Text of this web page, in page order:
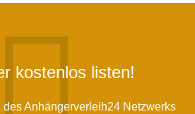
kostenlos listen!
Anhängerverleih24 Netzwerks